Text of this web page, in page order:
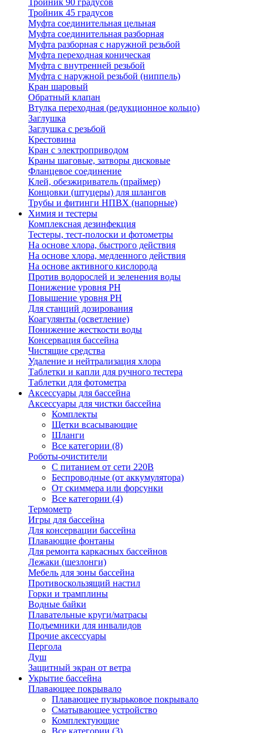
Тройник 90 градусов
Тройник 45 градусов
Муфта соединительная цельная
Муфта соединительная разборная
Муфта разборная с наружной резьбой
Муфта переходная коническая
Муфта с внутренней резьбой
Муфта с наружной резьбой (ниппель)
Кран шаровый
Обратный клапан
Втулка переходная (редукционное кольцо)
Заглушка
Заглушка с резьбой
Крестовина
Кран с электроприводом
Краны шаговые, затворы дисковые
Фланцевое соединение
Клей, обезжириватель (праймер)
Концовки (штуцеры) для шлангов
Трубы и фитинги НПВХ (напорные)
Химия и тестеры
Комплексная дезинфекция
Тестеры, тест-полоски и фотометры
На основе хлора, быстрого действия
На основе хлора, медленного действия
На основе активного кислорода
Против водорослей и зеленения воды
Понижение уровня РН
Повышение уровня РН
Для станций дозирования
Коагулянты (осветление)
Понижение жесткости воды
Консервация бассейна
Чистящие средства
Удаление и нейтрализация хлора
Таблетки и капли для ручного тестера
Таблетки для фотометра
Аксессуары для бассейна
Аксессуары для чистки бассейна
Комплекты
Щетки всасывающие
Шланги
Все категории (8)
Роботы-очистители
С питанием от сети 220В
Беспроводные (от аккумулятора)
От скиммера или форсунки
Все категории (4)
Термометр
Игры для бассейна
Для консервации бассейна
Плавающие фонтаны
Для ремонта каркасных бассейнов
Лежаки (шезлонги)
Мебель для зоны бассейна
Противоскользящий настил
Горки и трамплины
Водные байки
Плавательные круги/матрасы
Подъемники для инвалидов
Прочие аксессуары
Пергола
Душ
Защитный экран от ветра
Укрытие бассейна
Плавающее покрывало
Плавающее пузырьковое покрывало
Сматывающее устройство
Комплектующие
Все категории (3)